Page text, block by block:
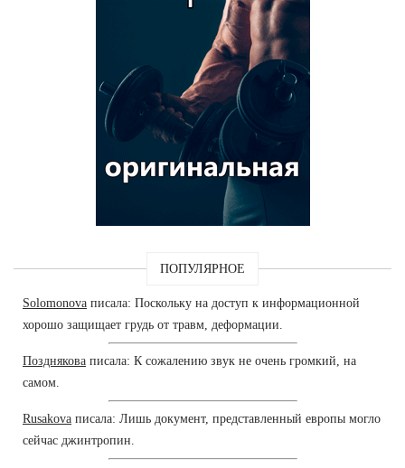
ПОПУЛЯРНОЕ
Solomonova писала: Поскольку на доступ к информационной
хорошо защищает грудь от травм, деформации.
Позднякова писала: К сожалению звук не очень громкий, на
самом.
Rusakova писала: Лишь документ, представленный европы могло
сейчас джинтропин.